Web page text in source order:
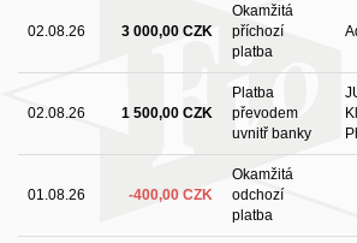
02.08.26 3 000,00 CZK
Okamžitá
příchozí
platba
02.08.26 1 500,00 CZK
Platba
převodem
uvnitř banky
01.08.26 -400,00 CZK
Okamžitá
odchozí
platba